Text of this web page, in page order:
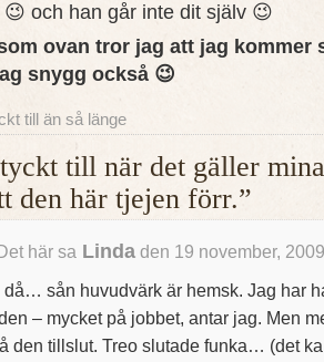
och han går inte dit själv 😉
ovan tror jag att jag kommer
snygg också 😉
till än så länge
till när det gäller
den här tjejen förr.”
här sa Lindaden 19 november,
då… sån huvudvärk är hemsk. Jag har
– mycket på jobbet, antar jag. Men
den tillslut. Treo slutade funka… (det